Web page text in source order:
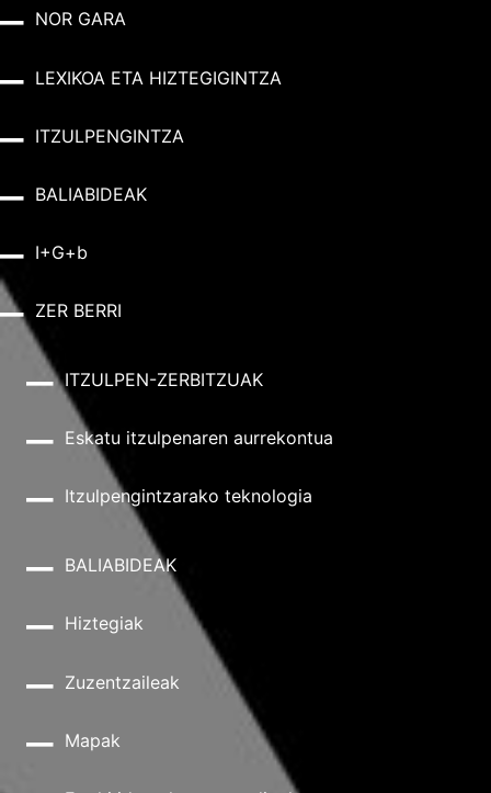
NOR GARA
LEXIKOA ETA HIZTEGIGINTZA
ITZULPENGINTZA
BALIABIDEAK
I+G+b
ZER BERRI
ITZULPEN-ZERBITZUAK
Eskatu itzulpenaren aurrekontua
Itzulpengintzarako teknologia
BALIABIDEAK
Hiztegiak
Zuzentzaileak
Mapak